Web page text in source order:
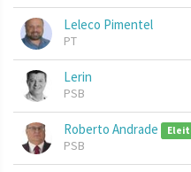
Leleco Pimentel
PT
Lerin
PSB
Roberto Andrade
PSB